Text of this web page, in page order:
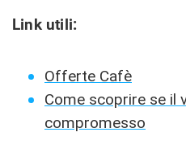
Link utili:
Offerte Cafè
Come scoprire se il
compromesso